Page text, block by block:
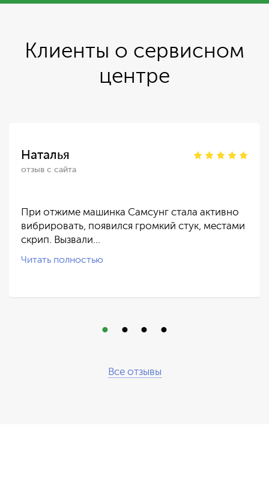
Клиенты о сервисном
центре
Наталья
отзыв с сайта
При отжиме машинка Самсунг стала активно
вибрировать, появился громкий стук, местами
скрип. Вызвали…
Читать полностью
Все отзывы